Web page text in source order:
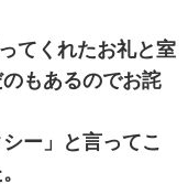
てくれたお礼と室
もあるのでお詫
ー」と言ってこ